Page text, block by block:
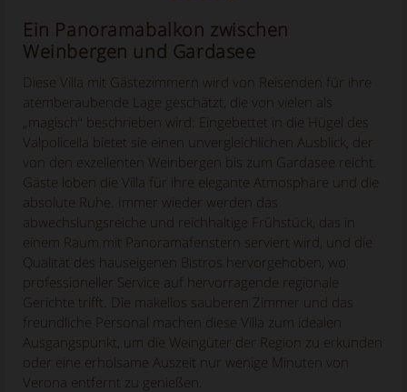
Ein Panoramabalkon zwischen
Weinbergen und Gardasee
Diese Villa mit Gästezimmern wird von Reisenden für ihre
atemberaubende Lage geschätzt, die von vielen als
„magisch“ beschrieben wird: Eingebettet in die Hügel des
Valpolicella bietet sie einen unvergleichlichen Ausblick, der
von den exzellenten Weinbergen bis zum Gardasee reicht.
Gäste loben die Villa für ihre elegante Atmosphäre und die
absolute Ruhe. Immer wieder werden das
abwechslungsreiche und reichhaltige Frühstück, das in
einem Raum mit Panoramafenstern serviert wird, und die
Qualität des hauseigenen Bistros hervorgehoben, wo
professioneller Service auf hervorragende regionale
Gerichte trifft. Die makellos sauberen Zimmer und das
freundliche Personal machen diese Villa zum idealen
Ausgangspunkt, um die Weingüter der Region zu erkunden
oder eine erholsame Auszeit nur wenige Minuten von
Verona entfernt zu genießen.